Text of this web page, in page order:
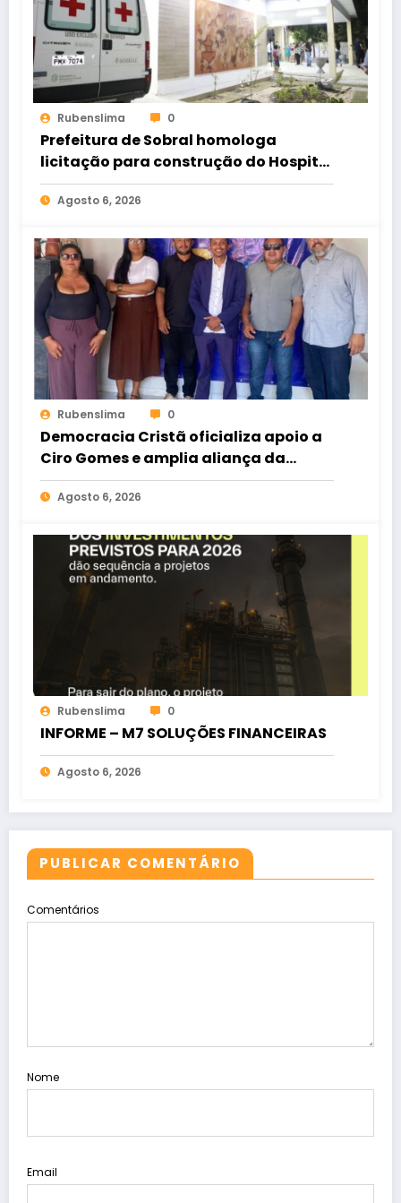
Rubenslima 0
Prefeitura de Sobral homologa
licitação para construção do Hospital
de Taperuaba
Agosto 6, 2026
Rubenslima 0
Democracia Cristã oficializa apoio a
Ciro Gomes e amplia aliança da
oposição no Ceará
Agosto 6, 2026
Rubenslima 0
INFORME – M7 SOLUÇÕES FINANCEIRAS
Agosto 6, 2026
PUBLICAR COMENTÁRIO
Comentários
Nome
Email